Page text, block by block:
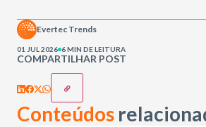
COMPARTILHAR POST
Evertec Trends
01 JUL 2026 6 MIN DE LEITURA
Conteúdos